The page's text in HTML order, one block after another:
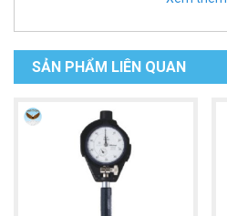
SẢN PHẨM LIÊN QUAN